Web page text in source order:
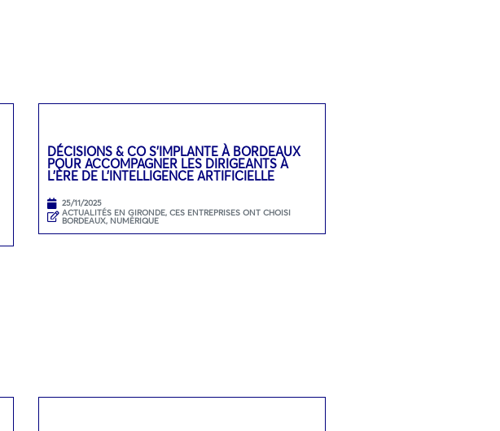
DÉCISIONS & CO S’IMPLANTE À BORDEAUX
POUR ACCOMPAGNER LES DIRIGEANTS À
L’ÈRE DE L’INTELLIGENCE ARTIFICIELLE
25/11/2025
ACTUALITÉS EN GIRONDE, CES ENTREPRISES ONT CHOISI
BORDEAUX, NUMÉRIQUE